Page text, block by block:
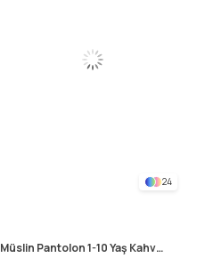
24
Müslin Pantolon 1-10 Yaş Kahve